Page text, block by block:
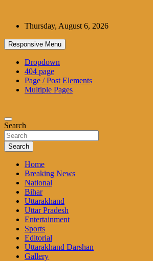
contentThursday, August 6, 2026
Responsive Menu
Dropdown
404 page
Page / Post Elements
Multiple Pages
Search
Search
Home
Breaking News
National
Bihar
Uttarakhand
Uttar Pradesh
Entertainment
Sports
Editorial
Uttarakhand Darshan
Gallery